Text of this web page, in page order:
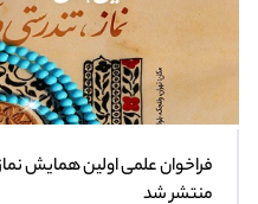
فراخوان علمی اولین همایش
منتشر شد